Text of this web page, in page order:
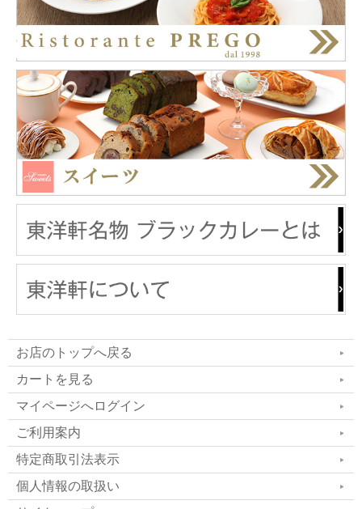
お店のトップへ戻る
カートを見る
マイページへログイン
ご利用案内
特定商取引法表示
個人情報の取扱い